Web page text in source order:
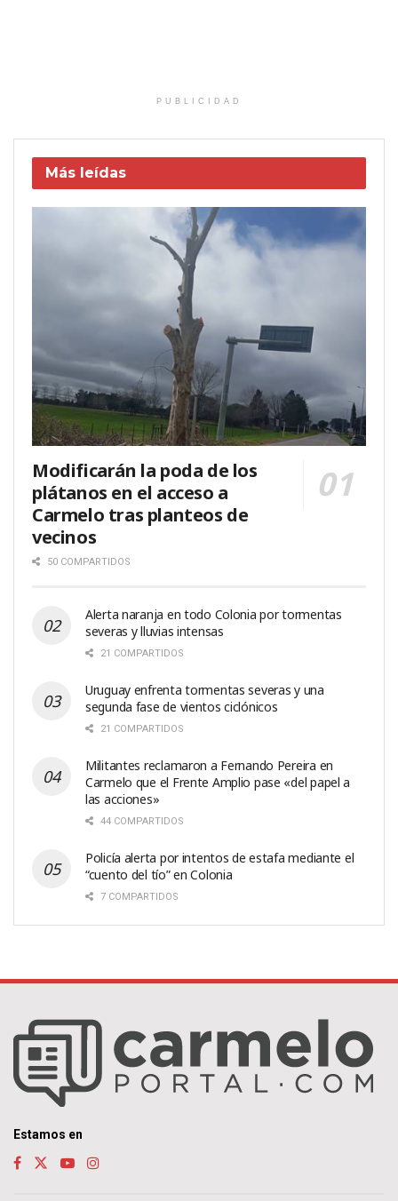
PUBLICIDAD
Más leídas
Modificarán la poda de los
plátanos en el acceso a
Carmelo tras planteos de
vecinos
50 COMPARTIDOS
Alerta naranja en todo Colonia por tormentas
severas y lluvias intensas
21 COMPARTIDOS
Uruguay enfrenta tormentas severas y una
segunda fase de vientos ciclónicos
21 COMPARTIDOS
Militantes reclamaron a Fernando Pereira en
Carmelo que el Frente Amplio pase «del papel a
las acciones»
44 COMPARTIDOS
Policía alerta por intentos de estafa mediante el
“cuento del tío” en Colonia
7 COMPARTIDOS
Estamos en